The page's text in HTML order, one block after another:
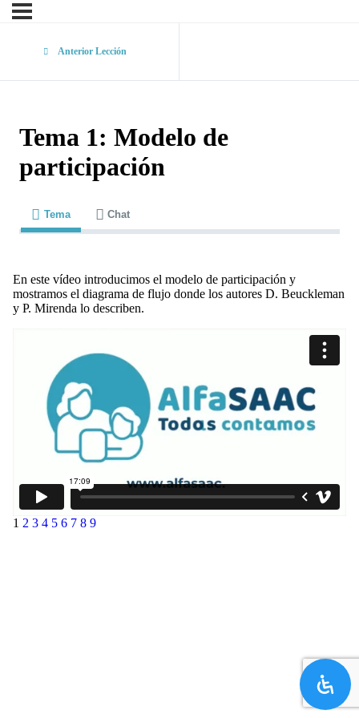
Anterior Lección
Tema 1: Modelo de
participación
Tema Chat
En este vídeo introducimos el modelo de participación y
mostramos el diagrama de flujo donde los autores D. Beuckleman
y P. Mirenda lo describen.
1 2 3 4 5 6 7 8 9